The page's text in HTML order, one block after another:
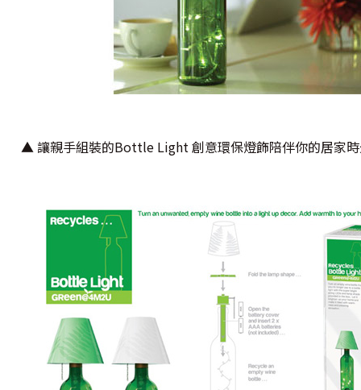
▲ 讓親手組裝的Bottle Light 創意環保燈飾陪伴你的居家